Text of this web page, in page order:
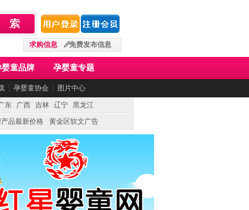
求购信息 免费发布信息
婴童品牌 孕婴童专题
┆ 孕婴童协会 ┆ 图片中心
东 广西 吉林 辽宁 黑龙江
品最新价格 黄金区软文广告